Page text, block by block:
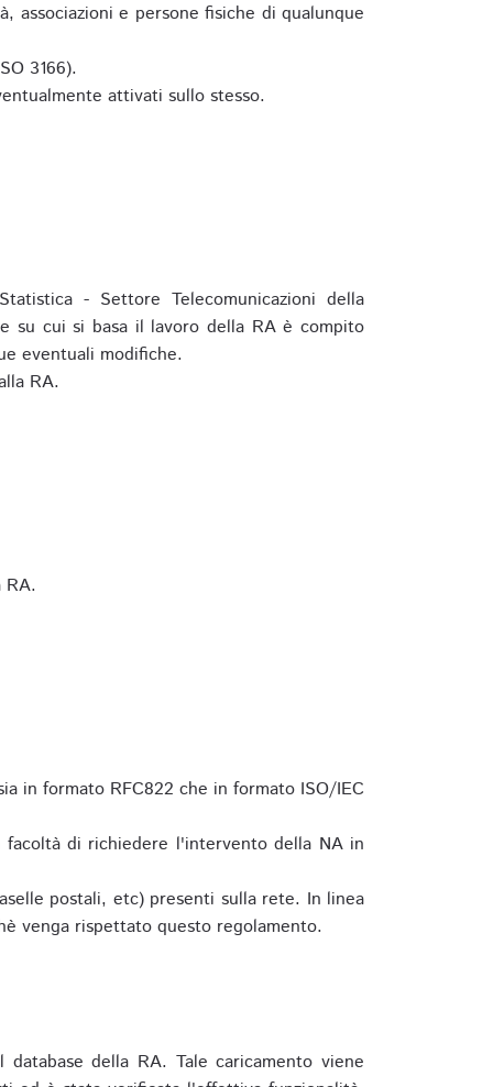
associazioni e persone fisiche di qualunque
3166).
attivati sullo stesso.
- Settore Telecomunicazioni della
su cui si basa il lavoro della RA è compito
eventuali modifiche.
RA.
in formato RFC822 che in formato ISO/IEC
di richiedere l'intervento della NA in
postali, etc) presenti sulla rete. In linea
venga rispettato questo regolamento.
della RA. Tale caricamento viene